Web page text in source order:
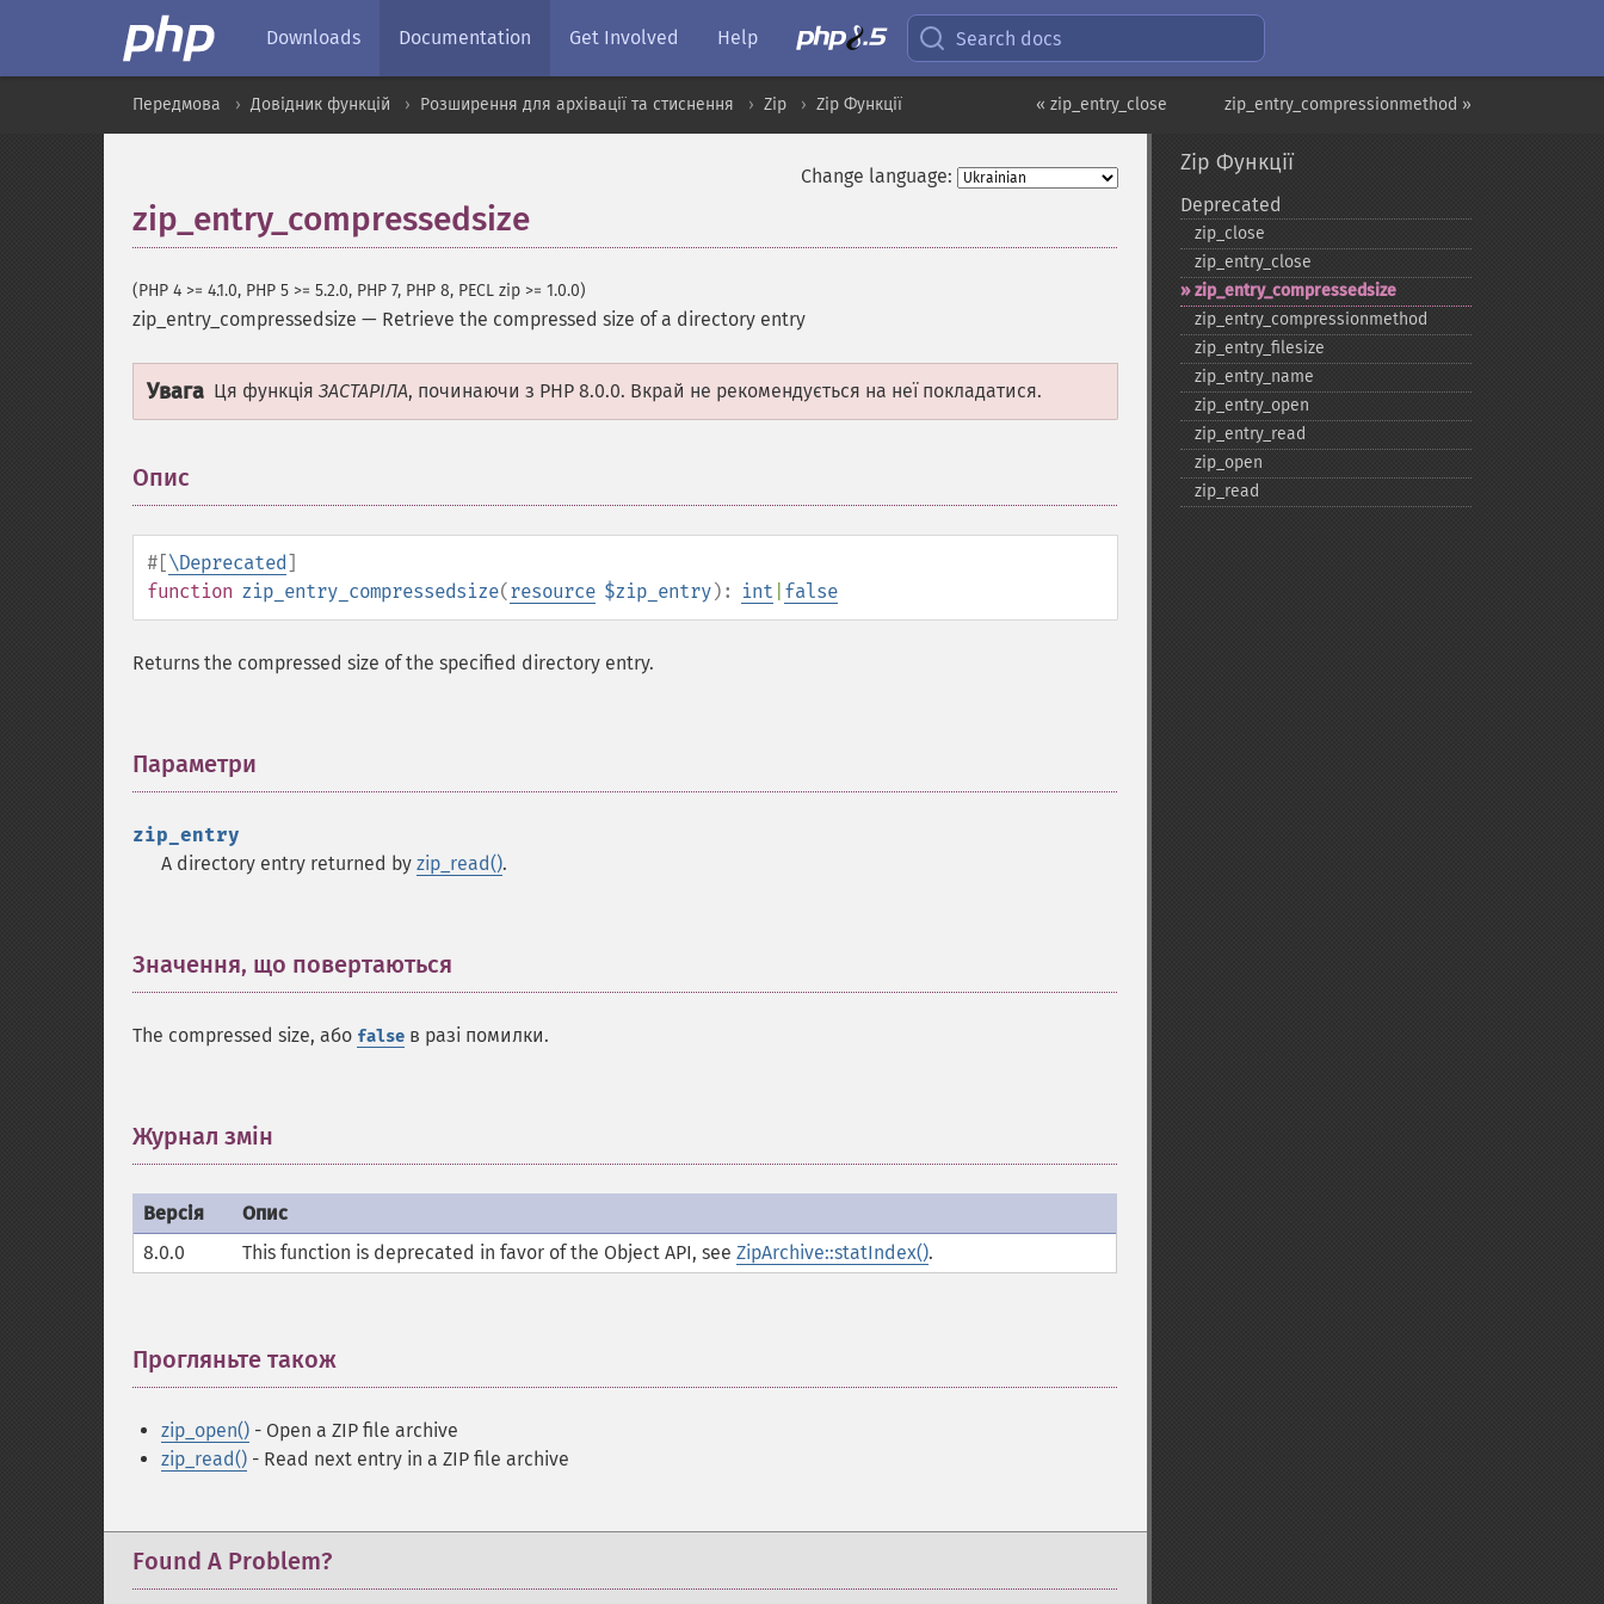
Downloads Documentation Get Involved Help Search docs
zip_entry_compressionmethod »
« zip_entry_close
Передмова Довідник функцій Розширення для архівації та стиснення Zip Zip Функції
Change language:
zip_entry_compressedsize
(PHP 4 >= 4.1.0, PHP 5 >= 5.2.0, PHP 7, PHP 8, PECL zip >= 1.0.0)
zip_entry_compressedsize — Retrieve the compressed size of a directory entry
Увага Ця функція ЗАСТАРІЛА, починаючи з PHP 8.0.0. Вкрай не рекомендується на неї покладатися.
Опис
#[\Deprecated]
function zip_entry_compressedsize(resource $zip_entry): int false
Returns the compressed size of the specified directory entry.
Параметри
zip_entry
A directory entry returned by zip_read().
Значення, що повертаються
The compressed size, або false в разі помилки.
Журнал змін
Версія
Опис
8.0.0
This function is deprecated in favor of the Object API, see ZipArchive::statIndex().
Прогляньте також
zip_open() - Open a ZIP file archive
zip_read() - Read next entry in a ZIP file archive
Found A Problem?
Zip Функції
Deprecated
zip_​close
zip_​entry_​close
zip_​entry_​compressedsize
zip_​entry_​compressionmethod
zip_​entry_​filesize
zip_​entry_​name
zip_​entry_​open
zip_​entry_​read
zip_​open
zip_​read